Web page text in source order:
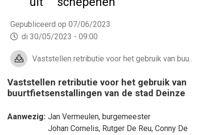
Gepubliceerd op 07/06/2023
di 30/05/2023 - 09:00
Vaststellen retributie voor het gebruik van buu..
Vaststellen retributie voor het gebruik van
buurtfietsenstallingen van de stad Deinze
Aanwezig: Jan Vermeulen, burgemeester
Johan Cornelis, Rutger De Reu, Conny De